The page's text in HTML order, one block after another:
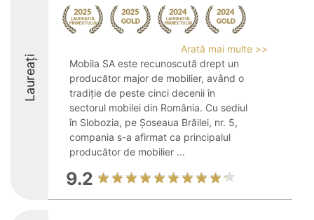
Laureați
Arată mai multe >>
Mobila SA este recunoscută drept un
producător major de mobilier, având o
tradiție de peste cinci decenii în
sectorul mobilei din România. Cu sediul
în Slobozia, pe Șoseaua Brăilei, nr. 5,
compania s-a afirmat ca principalul
producător de mobilier ...
9.2